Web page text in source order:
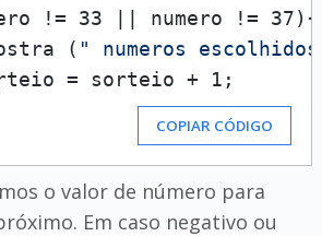
!= 33 || numero != 37){
(
" numeros
= sorteio + 1;
COPIAR CÓDIGO
o valor de número para
Em caso negativo ou